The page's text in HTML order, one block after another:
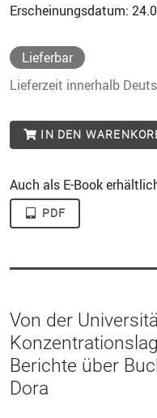
Erscheinungsdatum:
Lieferbar
Lieferzeit innerhalb
IN DEN
Auch als E-Book
PDF
Von der
Berichte über
Dora